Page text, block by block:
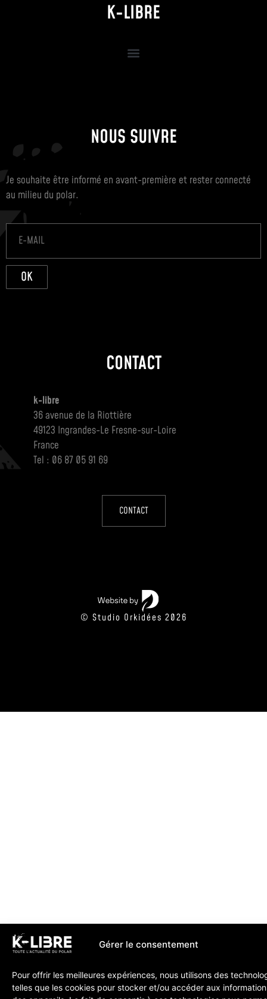
Gérer le consentement
Pour offrir les meilleures expériences, nous utilisons des
telles que les cookies pour stocker et/ou accéder aux
K-LIBRE
NOUS SUIVRE
Je souhaite être informé en avant-première et rester connecté
au milieu du polar.
OK
CONTACT
k-libre
36 avenue de la Riottière
49123 Ingrandes-Le Fresne-sur-Loire
France
Tel : 06 87 05 91 69
CONTACT
© Studio Orkidées 2026